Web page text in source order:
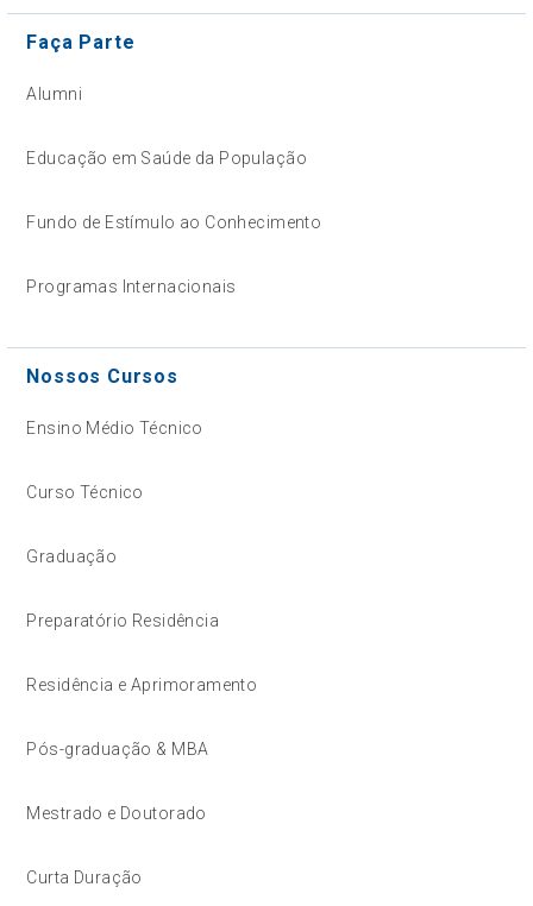
Faça Parte
Alumni
Educação em Saúde da População
Fundo de Estímulo ao Conhecimento
Programas Internacionais
Nossos Cursos
Ensino Médio Técnico
Curso Técnico
Graduação
Preparatório Residência
Residência e Aprimoramento
Pós-graduação & MBA
Mestrado e Doutorado
Curta Duração